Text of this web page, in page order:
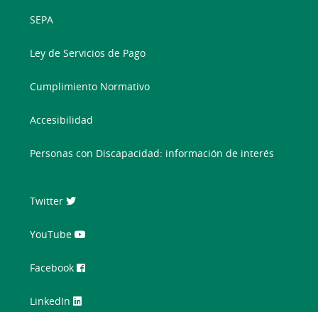
SEPA
Ley de Servicios de Pago
Cumplimiento Normativo
Accesibilidad
Personas con Discapacidad: información de interés
Twitter
YouTube
Facebook
LinkedIn